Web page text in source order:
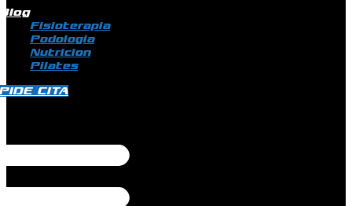
Fisioterapia
Podologia
Nutricion
Pilates
CITA